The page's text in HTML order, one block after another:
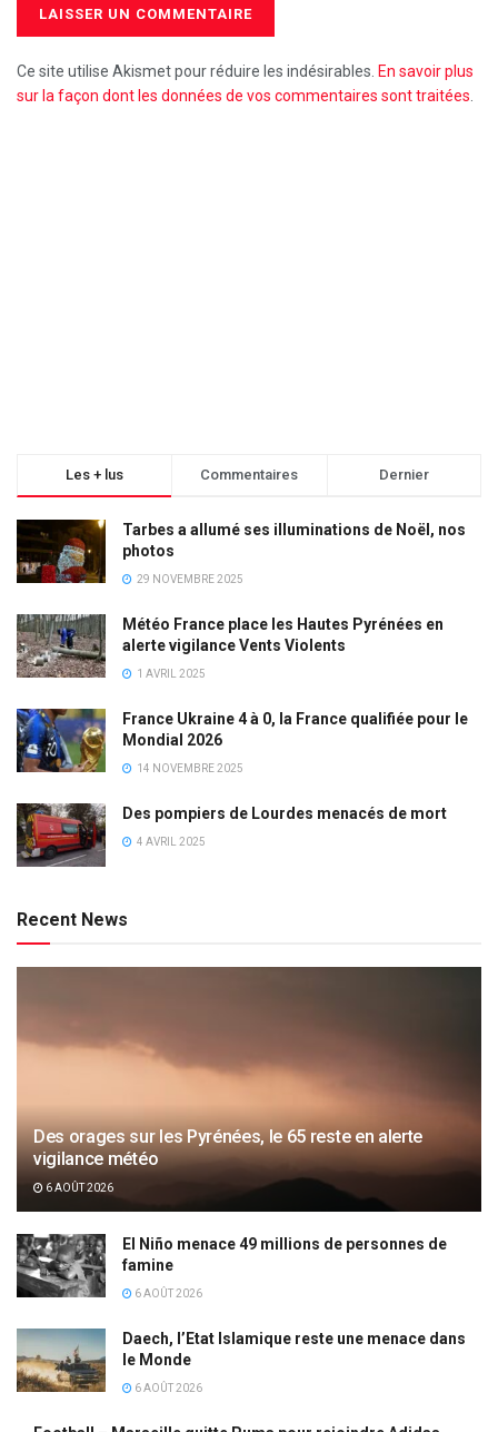
Ce site utilise Akismet pour réduire les indésirables. En savoir plus
sur la façon dont les données de vos commentaires sont traitées
Les + lus Commentaires Dernier
Tarbes a allumé ses illuminations de Noël, nos
photos
29 NOVEMBRE 2025
Météo France place les Hautes Pyrénées en
alerte vigilance Vents Violents
1 AVRIL 2025
France Ukraine 4 à 0, la France qualifiée pour le
Mondial 2026
14 NOVEMBRE 2025
Des pompiers de Lourdes menacés de mort
4 AVRIL 2025
Recent News
Des orages sur les Pyrénées, le 65 reste en alerte
vigilance météo
6 AOÛT 2026
El Niño menace 49 millions de personnes de
famine
6 AOÛT 2026
Daech, l’Etat Islamique reste une menace dans
le Monde
6 AOÛT 2026